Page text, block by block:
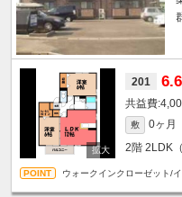
201
敷 0ヶ月
2階 2LDK
ウォークインクローゼット/